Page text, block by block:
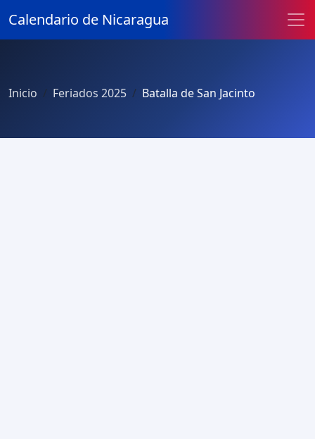
Calendario de Nicaragua
Inicio Feriados 2025 Batalla de San Jacinto